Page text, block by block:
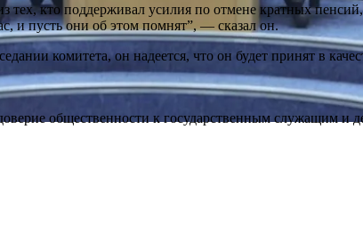
тех, кто поддерживал усилия по отмене кратных
и пусть они об этом помнят”, — сказал он.
комитета, он надеется, что он будет принят в
общественности к государственным служащим и